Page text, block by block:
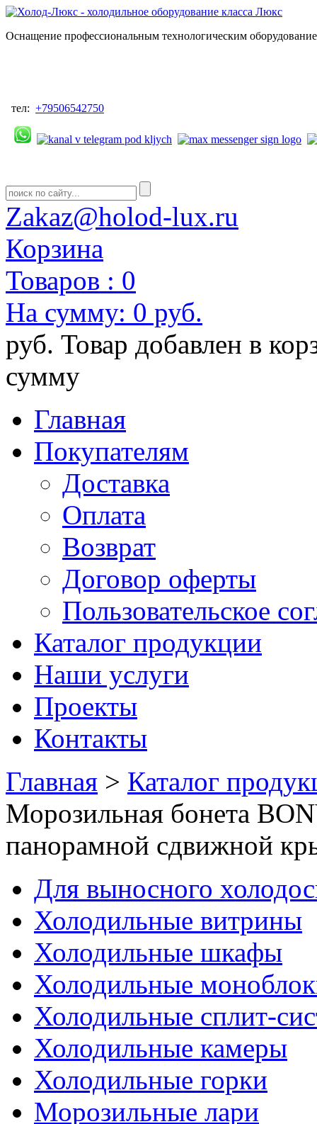
Оснащение профессиональным технологическим
тел: +79506542750
Zakaz@holod-lux.ru
Корзина
Товаров : 0
На сумму: 0 руб.
руб. Товар добавлен в
сумму
Главная
Покупателям
Доставка
Оплата
Возврат
Договор оферты
Пользовательское
Каталог продукции
Наши услуги
Проекты
Контакты
Главная > Каталог
Морозильная бонета
панорамной сдвижной
Для выносного
Холодильные витрины
Холодильные шкафы
Холодильные
Холодильные сплит-
Холодильные камеры
Холодильные горки
Морозильные лари